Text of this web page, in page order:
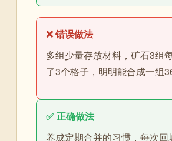
❌ 错误做法
多组少量存放材料，矿石3组
了3个格子，明明能合成一组36
✅ 正确做法
养成定期合并的习惯，每次回